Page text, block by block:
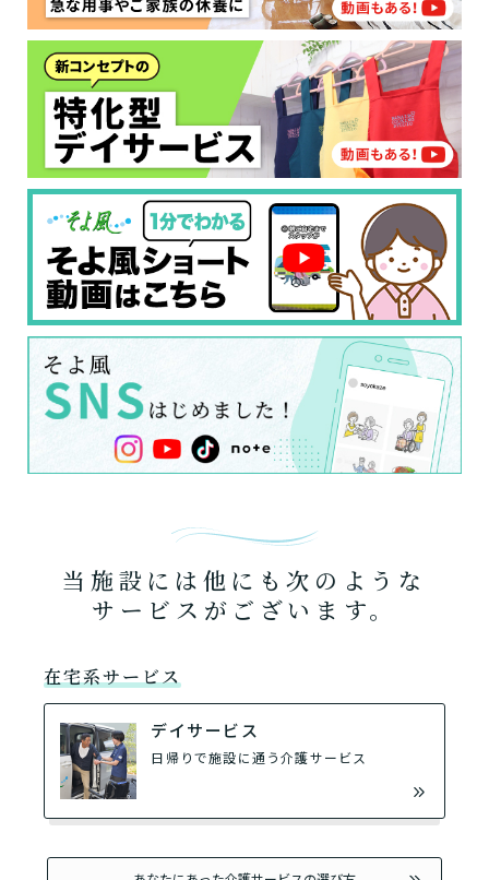
当施設には他にも次のような
サービスがございます。
在宅系サービス
デイサービス
日帰りで施設に通う介護サービス